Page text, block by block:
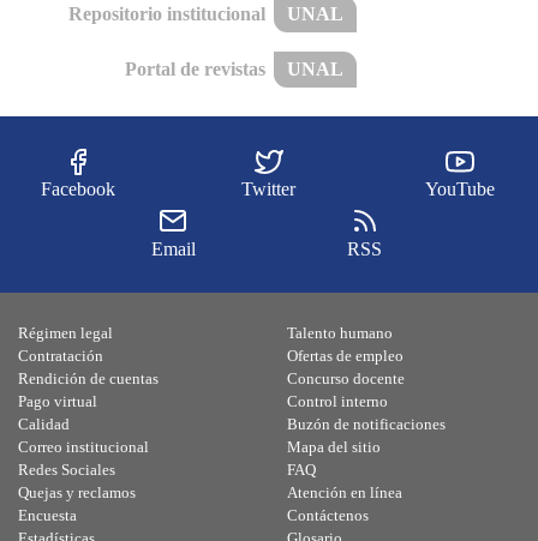
Repositorio institucional UNAL
Portal de revistas UNAL
Facebook Twitter YouTube
Email RSS
Régimen legal
Contratación
Rendición de cuentas
Pago virtual
Calidad
Talento humano
Ofertas de empleo
Concurso docente
Control interno
Buzón de notificaciones
Correo institucional
Redes Sociales
Quejas y reclamos
Encuesta
Mapa del sitio
FAQ
Atención en línea
Contáctenos